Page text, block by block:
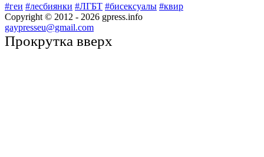
#геи #лесбиянки #ЛГБТ #бисексуалы #квир
Copyright © 2012 - 2026 gpress.info
gaypresseu@gmail.com
Прокрутка вверх